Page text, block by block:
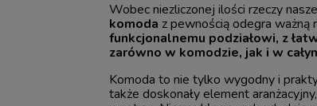
Wobec niezliczonej ilości rzeczy
komoda z pewnością odegra ważną
funkcjonalnemu podziałowi, z
zarówno w komodzie, jak i w
Komoda to nie tylko wygodny i
także doskonały element